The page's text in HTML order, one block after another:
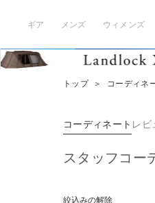
ギア メンズ ウィメンズ
トップ ＞ コーディネ
コーディネート レビ
スタッフコー
絞込みの解除